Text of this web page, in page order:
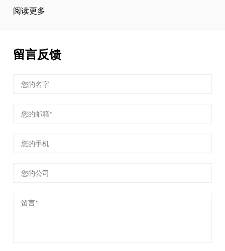
阅读更多
留言反馈